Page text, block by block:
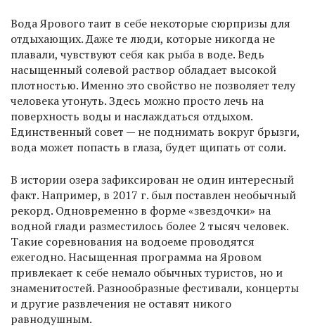
Вода Ярового таит в себе некоторые сюрпризы для
отдыхающих. Даже те люди, которые никогда не
плавали, чувствуют себя как рыба в воде. Ведь
насыщенный солевой раствор обладает высокой
плотностью. Именно это свойство не позволяет телу
человека утонуть. Здесь можно просто лечь на
поверхность воды и наслаждаться отдыхом.
Единственный совет — не поднимать вокруг брызги,
вода может попасть в глаза, будет щипать от соли.
В истории озера зафиксирован не один интересный
факт. Например, в 2017 г. был поставлен необычный
рекорд. Одновременно в форме «звездочки» на
водной глади разместилось более 2 тысяч человек.
Такие соревнования на водоеме проводятся
ежегодно. Насыщенная программа на Яровом
привлекает к себе немало обычных туристов, но и
знаменитостей. Разнообразные фестивали, концерты
и другие развлечения не оставят никого
равнодушным.